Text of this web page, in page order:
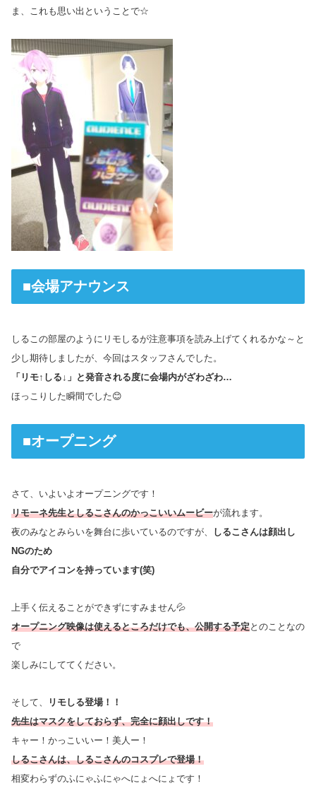
ま、これも思い出ということで☆
■会場アナウンス
しるこの部屋のようにリモしるが注意事項を読み上げてくれるかな～と
少し期待しましたが、今回はスタッフさんでした。
「リモ↑しる↓」と発音される度に会場内がざわざわ…
ほっこりした瞬間でした😊
■オープニング
さて、いよいよオープニングです！
リモーネ先生としるこさんのかっこいいムービーが流れます。
夜のみなとみらいを舞台に歩いているのですが、
しるこさんは顔出し
NGのため
自分でアイコンを持っています(笑)
上手く伝えることができずにすみません💦
オープニング映像は使えるところだけでも、公開する予定とのことなの
で
楽しみにしててください。
そして、
リモしる登場！！
先生はマスクをしておらず、完全に顔出しです！
キャー！かっこいいー！美人ー！
しるこさんは、しるこさんのコスプレで登場！
相変わらずのふにゃふにゃへにょへにょです！